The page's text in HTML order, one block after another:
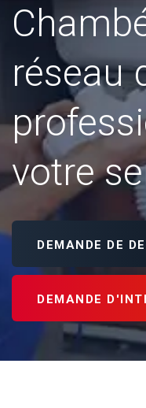
réseau
votre
DEMANDE DE
DEMANDE